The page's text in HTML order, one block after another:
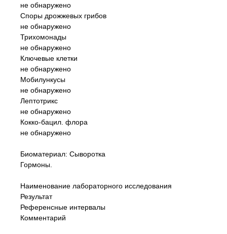
не обнаружено
Споры дрожжевых грибов
не обнаружено
Трихомонады
не обнаружено
Ключевые клетки
не обнаружено
Мобилункусы
не обнаружено
Лептотрикс
не обнаружено
Кокко-бацил. флора
не обнаружено
Биоматериал: Сыворотка
Гормоны.
Наименование лабораторного исследования
Результат
Референсные интервалы
Комментарий